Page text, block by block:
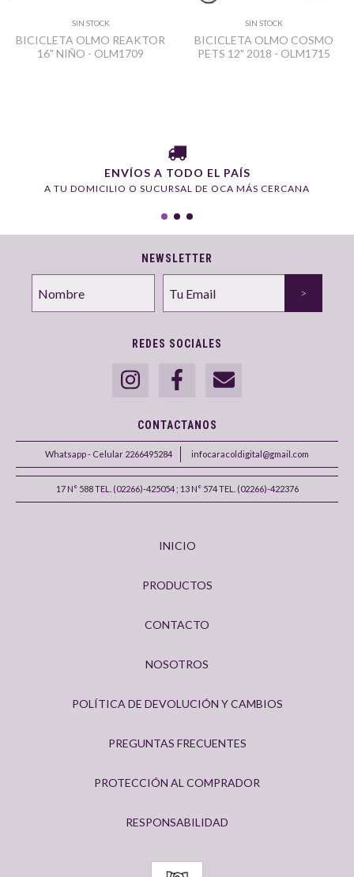
SIN STOCK
BICICLETA OLMO REAKTOR
16" NIÑO - OLM1709
SIN STOCK
BICICLETA OLMO COSMO
PETS 12" 2018 - OLM1715
ENVÍOS A TODO EL PAÍS
A TU DOMICILIO O SUCURSAL DE OCA MÁS CERCANA
NEWSLETTER
REDES SOCIALES
CONTACTANOS
Whatsapp - Celular 2266495284 infocaracoldigital@gmail.com
17 N° 588 TEL. (02266)-425054 ; 13 N° 574 TEL. (02266)-422376
INICIO
PRODUCTOS
CONTACTO
NOSOTROS
POLÍTICA DE DEVOLUCIÓN Y CAMBIOS
PREGUNTAS FRECUENTES
PROTECCIÓN AL COMPRADOR
RESPONSABILIDAD